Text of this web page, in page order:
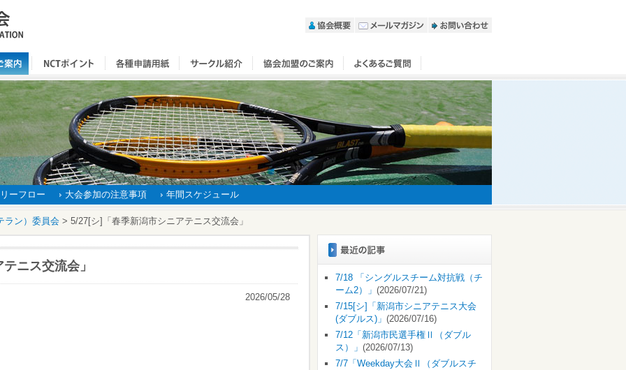
ーフロー 大会参加の注意事項 年間スケジュール
ラン）委員会 > 5/27[シ]「春季新潟市シニアテニス交流会」
ニス交流会」
2026/05/28
7/18 「シングルスチーム対抗戦（チ
ーム2）」 (2026/07/21)
7/15[シ]「新潟市シニアテニス大会
(ダブルス)」 (2026/07/16)
7/12「新潟市民選手権Ⅱ（ダブル
ス）」 (2026/07/13)
7/7「Weekday大会Ⅱ（ダブルスチ